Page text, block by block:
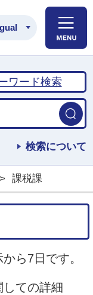
市公式ホームペ
ワード検索
検索について
> 課税課
ら7日です。
しての詳細